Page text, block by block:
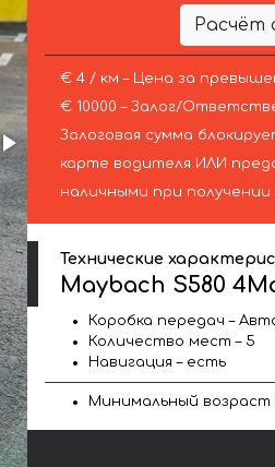
Расчёт
€ 4 / км – Цена за
€ 10000 – Залог/
Залоговая сумма
карте водителя ИЛИ
наличными при получении
Технические
Maybach S580
Коробка передач –
Количество мест – 5
Навигация – есть
Минимальный возраст